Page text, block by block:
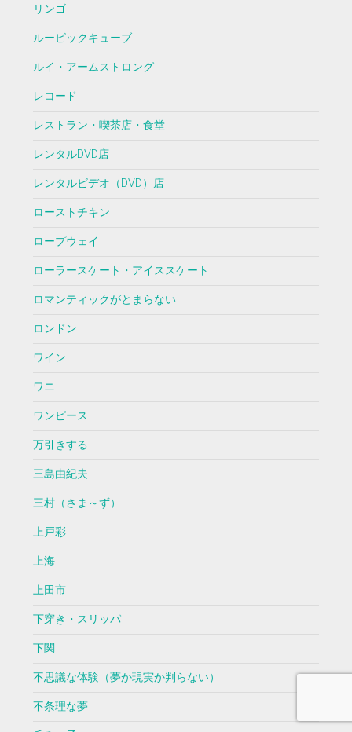
リンゴ
ルービックキューブ
ルイ・アームストロング
レコード
レストラン・喫茶店・食堂
レンタルDVD店
レンタルビデオ（DVD）店
ローストチキン
ロープウェイ
ローラースケート・アイススケート
ロマンティックがとまらない
ロンドン
ワイン
ワニ
ワンピース
万引きする
三島由紀夫
三村（さま～ず）
上戸彩
上海
上田市
下穿き・スリッパ
下関
不思議な体験（夢か現実か判らない）
不条理な夢